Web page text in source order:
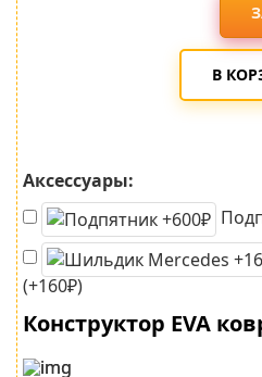
В
Аксессуары:
(+160₽)
Конструктор EVA